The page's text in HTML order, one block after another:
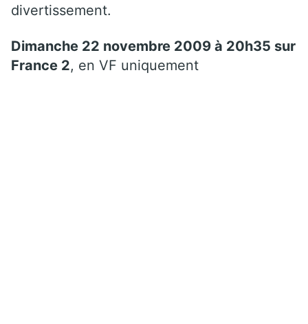
divertissement.
Dimanche 22 novembre 2009 à 20h35 sur
France 2, en VF uniquement